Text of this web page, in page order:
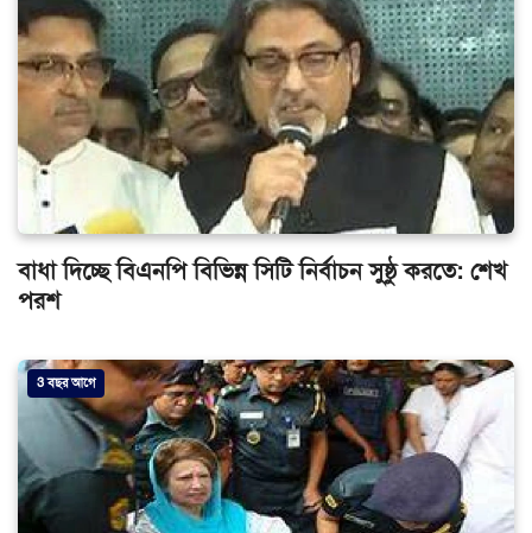
বাধা দিচ্ছে বিএনপি বিভিন্ন সিটি নির্বাচন সুষ্ঠু করতে: শেখ
পরশ
3 বছর আগে